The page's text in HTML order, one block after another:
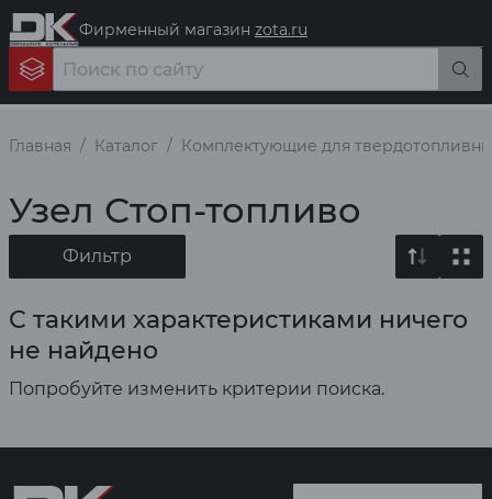
Фирменный магазин zota.ru
Главная Каталог Комплектующие для
Узел Стоп-топливо
Фильтр
С такими характеристиками ничего
не найдено
Попробуйте изменить критерии поиска.